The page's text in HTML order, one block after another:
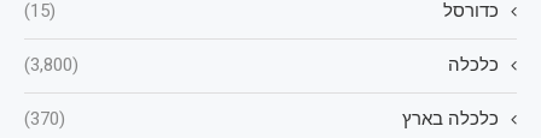
כדורסל (15)
כלכלה (3,800)
כלכלה בארץ (370)